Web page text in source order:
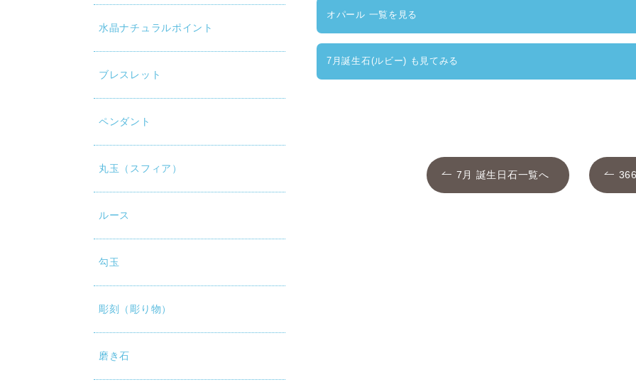
水晶ナチュラルポイント
ブレスレット
ペンダント
丸玉（スフィア）
ルース
勾玉
彫刻（彫り物）
磨き石
オパール 一覧を見る
7月誕生石(ルビー) も見てみる
7月 誕生日石一覧へ